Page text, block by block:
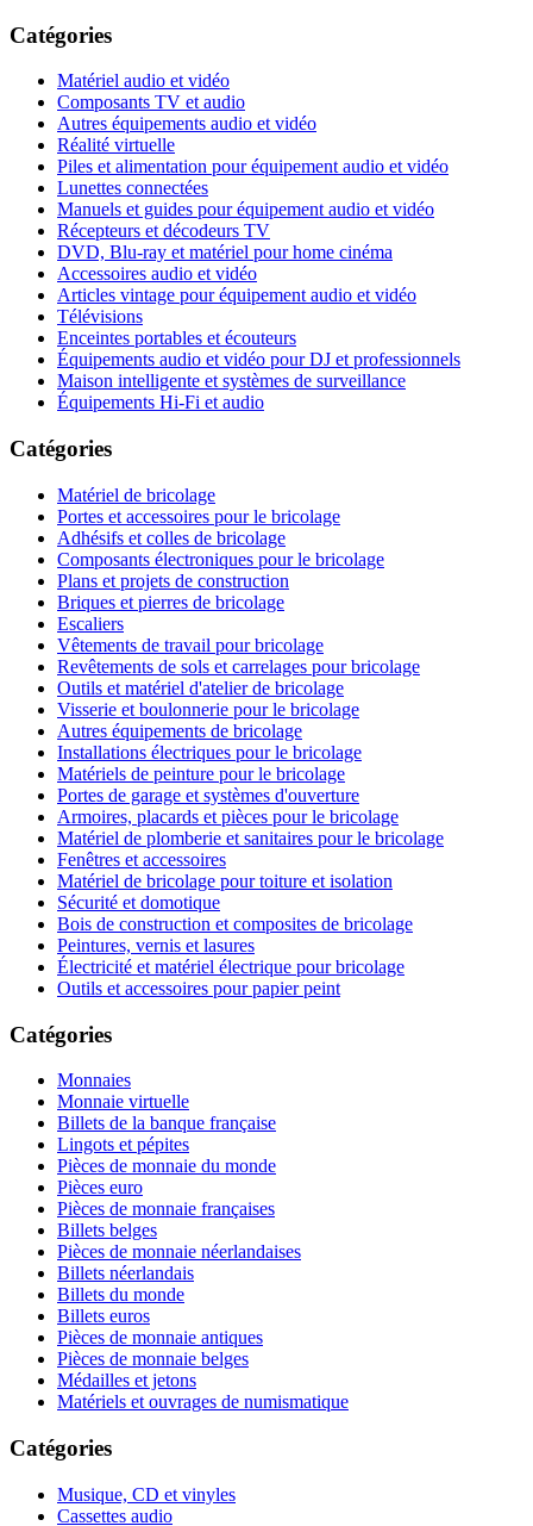
Catégories
Matériel audio et vidéo
Composants TV et audio
Autres équipements audio et vidéo
Réalité virtuelle
Piles et alimentation pour équipement audio et vidéo
Lunettes connectées
Manuels et guides pour équipement audio et vidéo
Récepteurs et décodeurs TV
DVD, Blu-ray et matériel pour home cinéma
Accessoires audio et vidéo
Articles vintage pour équipement audio et vidéo
Télévisions
Enceintes portables et écouteurs
Équipements audio et vidéo pour DJ et professionnels
Maison intelligente et systèmes de surveillance
Équipements Hi-Fi et audio
Catégories
Matériel de bricolage
Portes et accessoires pour le bricolage
Adhésifs et colles de bricolage
Composants électroniques pour le bricolage
Plans et projets de construction
Briques et pierres de bricolage
Escaliers
Vêtements de travail pour bricolage
Revêtements de sols et carrelages pour bricolage
Outils et matériel d'atelier de bricolage
Visserie et boulonnerie pour le bricolage
Autres équipements de bricolage
Installations électriques pour le bricolage
Matériels de peinture pour le bricolage
Portes de garage et systèmes d'ouverture
Armoires, placards et pièces pour le bricolage
Matériel de plomberie et sanitaires pour le bricolage
Fenêtres et accessoires
Matériel de bricolage pour toiture et isolation
Sécurité et domotique
Bois de construction et composites de bricolage
Peintures, vernis et lasures
Électricité et matériel électrique pour bricolage
Outils et accessoires pour papier peint
Catégories
Monnaies
Monnaie virtuelle
Billets de la banque française
Lingots et pépites
Pièces de monnaie du monde
Pièces euro
Pièces de monnaie françaises
Billets belges
Pièces de monnaie néerlandaises
Billets néerlandais
Billets du monde
Billets euros
Pièces de monnaie antiques
Pièces de monnaie belges
Médailles et jetons
Matériels et ouvrages de numismatique
Catégories
Musique, CD et vinyles
Cassettes audio